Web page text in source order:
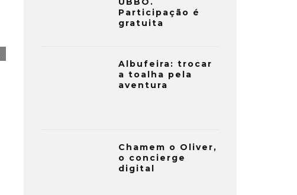
Participação é
gratuita
Albufeira: trocar
a toalha pela
aventura
Chamem o Oliver,
o concierge
digital